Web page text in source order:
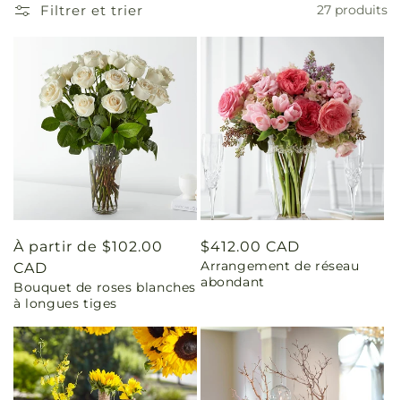
Filtrer et trier 27 produits
Prix
habituel
À partir de $102.00
CAD
Bouquet de roses blanches
à longues tiges
Prix
habituel
$412.00 CAD
Arrangement de réseau
abondant